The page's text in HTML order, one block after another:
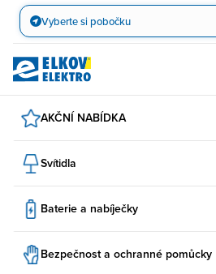
Přejít
obsah
Vyberte si pobočku
AKČNÍ NABÍDKA
Svítidla
Baterie a nabíječky
Bezpečnost a ochranné pomůcky